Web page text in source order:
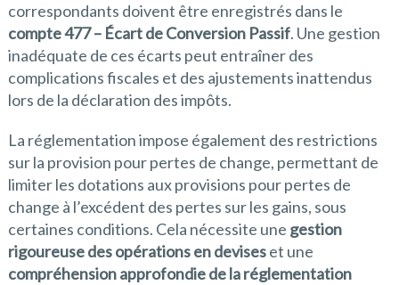
correspondants doivent être enregistrés dans le
compte 477 – Écart de Conversion Passif. Une gestion
inadéquate de ces écarts peut entraîner des
complications fiscales et des ajustements inattendus
lors de la déclaration des impôts.
La réglementation impose également des restrictions
sur la provision pour pertes de change, permettant de
limiter les dotations aux provisions pour pertes de
change à l’excédent des pertes sur les gains, sous
certaines conditions. Cela nécessite une gestion
rigoureuse des opérations en deviseset une
compréhension approfondie de la réglementation